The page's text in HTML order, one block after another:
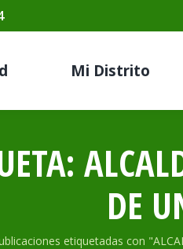
Mi Distrito
DE
etiquetadas con